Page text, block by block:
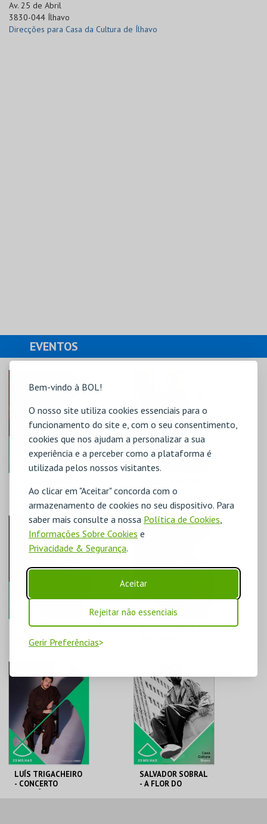
Bem-vindo à BOL!
O nosso site utiliza cookies essenciais para o
funcionamento do site e, com o seu consentimento,
cookies que nos ajudam a personalizar a sua
experiência e a perceber como a plataforma é
utilizada pelos nossos visitantes.
Ao clicar em "Aceitar" concorda com o
armazenamento de cookies no seu dispositivo. Para
saber mais consulte a nossa Política de Cookies
Informações Sobre Cookies e
Privacidade & Segurança.
Aceitar
Rejeitar não essenciais
Gerir Preferências
Av. 25 de Abril
3830-044 Ílhavo
Direcções para Casa da Cultura de Ílhavo
EVENTOS
MIRANDA
CASA DA CULTURA
DE ÍLHAVO
& PÓLO NORTE -
CONCERTO
SOLIDÁRIO ALUMNI
CASA DA CULTURA
DE ÍLHAVO
RODRIGO LEÃO | O
RAPAZ DA
MONTANHA
DE ÍLHAVO
MAIS INFO
COMPRAR
NÓS, SOZINHAS |
DE ÍLHAVO
MAIS INFO
COMPRAR
LUÍS TRIGACHEIRO
- CONCERTO
SALVADOR SOBRAL
- A FLOR DO